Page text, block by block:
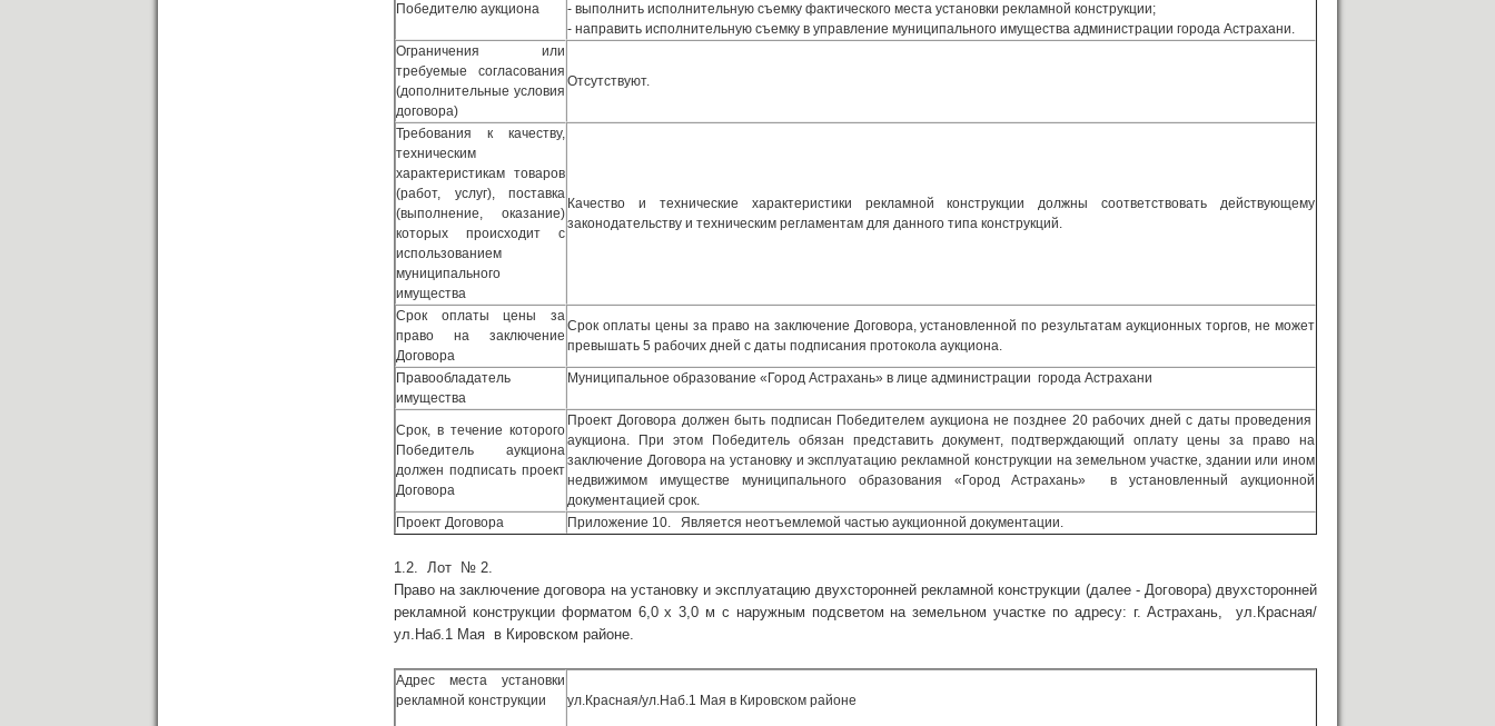
Победителю аукциона
- выполнить исполнительную съемку фактического места установки рекламной конструкции;
- направить исполнительную съемку в управление муниципального имущества администрации города Астрахани.
Ограничения или
требуемые согласования
(дополнительные условия
договора)
Отсутствуют.
Требования к качеству,
техническим
характеристикам товаров
(работ, услуг), поставка
(выполнение, оказание)
которых происходит с
использованием
муниципального
имущества
Качество и технические характеристики рекламной конструкции должны соответствовать действующему
законодательству и техническим регламентам для данного типа конструкций.
Срок оплаты цены за
право на заключение
Договора
Срок оплаты цены за право на заключение Договора, установленной по результатам аукционных торгов, не может
превышать 5 рабочих дней с даты подписания протокола аукциона.
Правообладатель
имущества
Муниципальное образование «Город Астрахань» в лице администрации города Астрахани
Срок, в течение которого
Победитель аукциона
должен подписать проект
Договора
Проект Договора должен быть подписан Победителем аукциона не позднее 20 рабочих дней с даты проведения
аукциона. При этом Победитель обязан представить документ, подтверждающий оплату цены за право на
заключение Договора на установку и эксплуатацию рекламной конструкции на земельном участке, здании или ином
недвижимом имуществе муниципального образования «Город Астрахань» в установленный аукционной
документацией срок.
Проект Договора
Приложение 10. Является неотъемлемой частью аукционной документации.
1.2. Лот № 2.
Право на заключение договора на установку и эксплуатацию двухсторонней рекламной конструкции (далее - Договора) двухсторонней
рекламной конструкции форматом 6,0 х 3,0 м с наружным подсветом на земельном участке по адресу: г. Астрахань, ул.Красная/
ул.Наб.1 Мая в Кировском районе.
Адрес места установки
рекламной конструкции
ул.Красная/ул.Наб.1 Мая в Кировском районе